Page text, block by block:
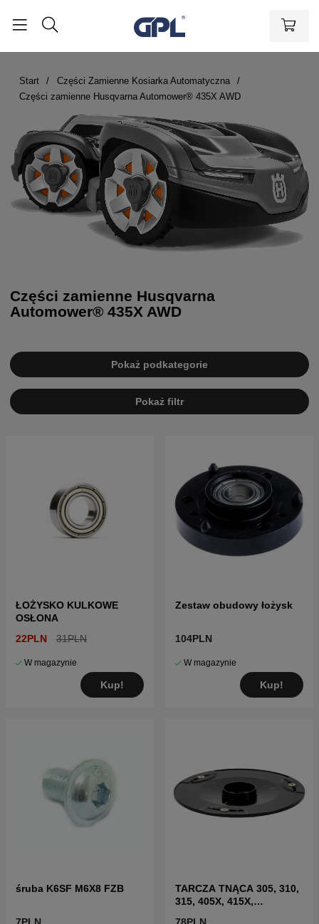
Start
Części Zamienne Kosiarka Automatyczna
Części zamienne Husqvarna Automower® 435X AWD
Części zamienne Husqvarna
Automower® 435X AWD
Pokaż podkategorie
Pokaż filtr
ŁOŻYSKO KULKOWE
OSŁONA
22PLN
31PLN
W magazynie
Kup!
Zestaw obudowy łożysk
104PLN
W magazynie
Kup!
śruba K6SF M6X8 FZB
TARCZA TNĄCA 305, 310,
315, 405X, 415X,